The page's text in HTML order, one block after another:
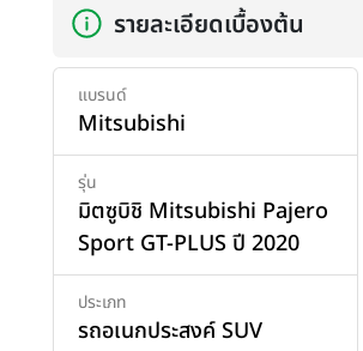
รายละเอียดเบื้องต้น
แบรนด์
Mitsubishi
รุ่น
มิตซูบิชิ Mitsubishi Pajero
Sport GT-PLUS ปี 2020
ประเภท
รถอเนกประสงค์ SUV